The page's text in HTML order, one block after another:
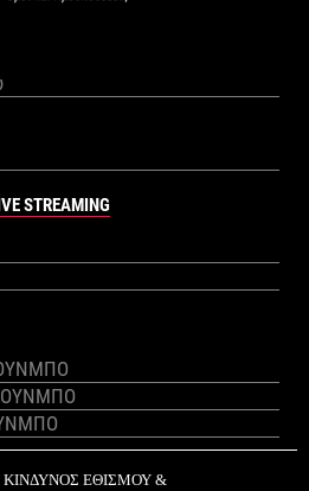
STREAMING